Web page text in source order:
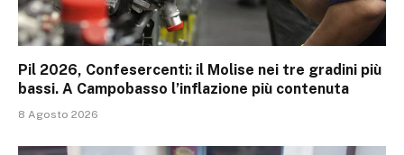
Pil 2026, Confesercenti: il Molise nei tre gradini più
bassi. A Campobasso l’inflazione più contenuta
8 Agosto 2026